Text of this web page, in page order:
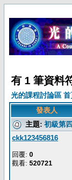
有 1 筆資料
光的課程討論區 首
發表人
主題: 初級第
ckk123456816
回覆: 0
觀看: 520721